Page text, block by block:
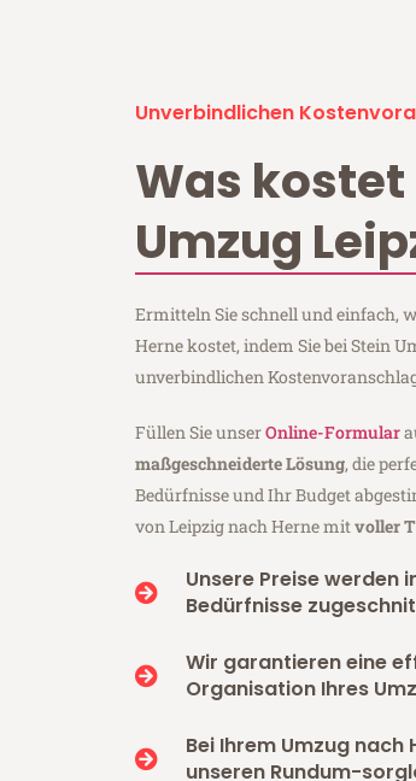
Unverbindlichen
Was kostet
Umzug
Ermitteln Sie schnell und einfach,
Herne kostet, indem Sie bei Stein
unverbindlichen
Füllen Sie unserOnline-Formular
maßgeschneiderte Lösung, die
Bedürfnisse und Ihr Budget
von Leipzig nach Herne mitvoller
Unsere Preise werden
Bedürfnisse
Wir garantieren eine
Organisation Ihres
Bei Ihrem Umzug nach
unseren Rundum-